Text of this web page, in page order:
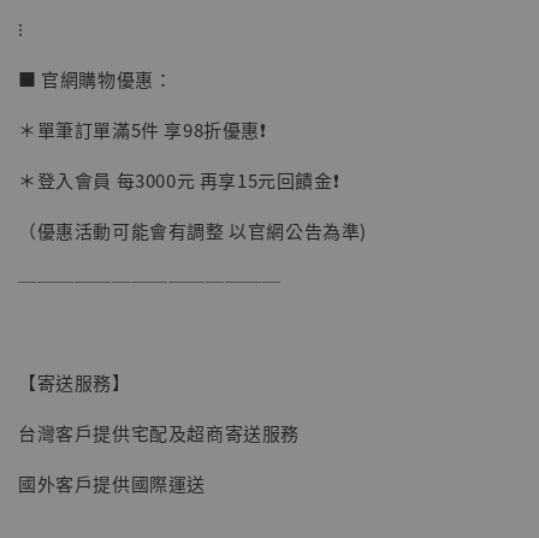
⁝
■ 官網購物優惠：
＊單筆訂單滿5件 享98折優惠❗️
＊登入會員 每3000元 再享15元回饋金❗️
（優惠活動可能會有調整 以官網公告為準)
──────────────
【寄送服務】
台灣客戶提供宅配及超商寄送服務
國外客戶提供國際運送